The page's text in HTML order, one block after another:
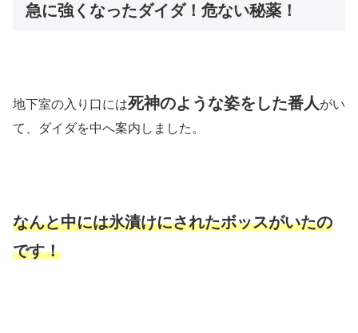
急に強くなったダイダ！危ない秘薬！
地下室の入り口には死神のような姿をした番人 がい
て、ダイダを中へ案内しました。
なんと中には氷漬けにされたボッスがいたの
です！